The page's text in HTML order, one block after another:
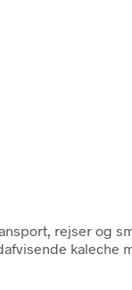
rejser og
kaleche